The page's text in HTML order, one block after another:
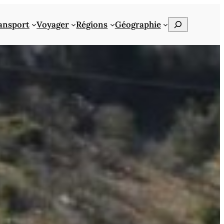
Voyager Régions Géographie Rechercher